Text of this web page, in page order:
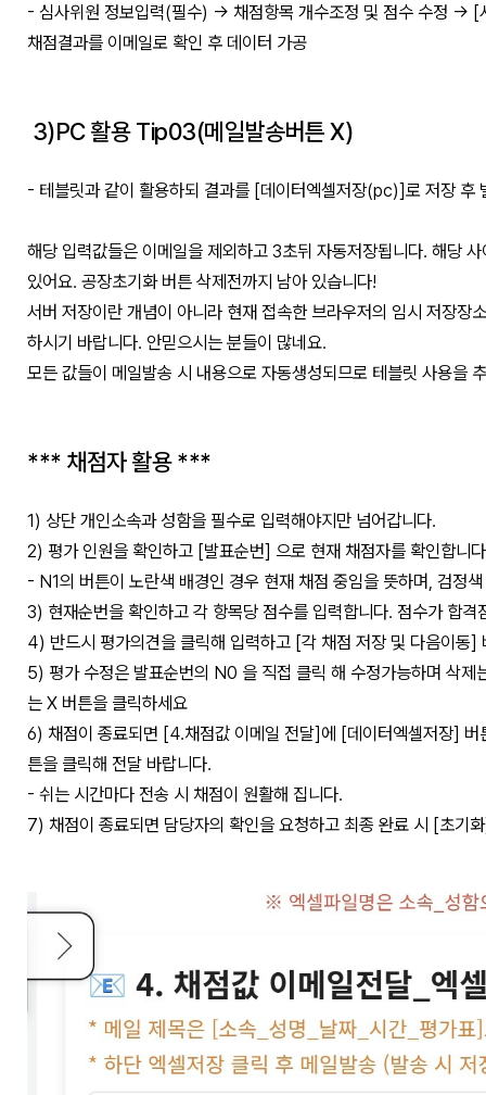
- 심사위원 정보입력(필수) -> 채점항목 개수조정 및 점수 수정 ->
채점결과를 이메일로 확인 후 데이터 가공
3)PC 활용 Tip03(메일발송버튼 X)
- 테블릿과 같이 활용하되 결과를 [데이터엑셀저장(pc)]로 저장 후
해당 입력값들은 이메일을 제외하고 3초뒤 자동저장됩니다. 해당
있어요. 공장초기화 버튼 삭제전까지 남아 있습니다!
서버 저장이란 개념이 아니라 현재 접속한 브라우저의 임시 저장장
하시기 바랍니다. 안믿으시는 분들이 많네요.
모든 값들이 메일발송 시 내용으로 자동생성되므로 테블릿 사용을
*** 채점자 활용 ***
1) 상단 개인소속과 성함을 필수로 입력해야지만 넘어갑니다.
2) 평가 인원을 확인하고 [발표순번] 으로 현재 채점자를 확인합니
- N1의 버튼이 노란색 배경인 경우 현재 채점 중임을 뜻하며, 검정
3) 현재순번을 확인하고 각 항목당 점수를 입력합니다. 점수가 합
4) 반드시 평가의견을 클릭해 입력하고 [각 채점 저장 및 다음이동]
5) 평가 수정은 발표순번의 N0 을 직접 클릭 해 수정가능하며 삭
는 X 버튼을 클릭하세요
6) 채점이 종료되면 [4.채점값 이메일 전달]에 [데이터엑셀저장]
튼을 클릭해 전달 바랍니다.
- 쉬는 시간마다 전송 시 채점이 원활해 집니다.
7) 채점이 종료되면 담당자의 확인을 요청하고 최종 완료 시 [초기